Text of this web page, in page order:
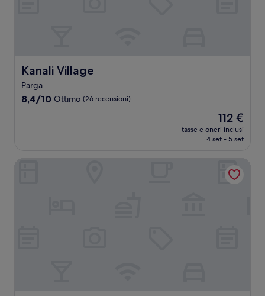
Kanali Village
Kanali Village
Parga
8.4
8,4/10 Ottimo (26 recensioni)
Il
prezzo
attuale
112 €
112 €
tasse e oneri inclusi
4 set - 5 set